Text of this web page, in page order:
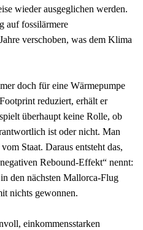
wieder ausgeglichen werden.
auf fossilärmere
verschoben, was dem Klima
doch für eine Wärmepumpe
reduziert, erhält er
überhaupt keine Rolle, ob
ist oder nicht. Man
Staat. Daraus entsteht das,
Rebound-Effekt“ nennt:
den nächsten Mallorca-Flug
nichts gewonnen.
einkommensstarken